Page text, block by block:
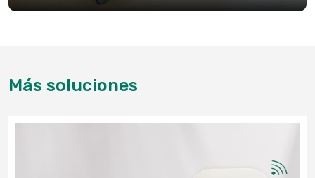
Más soluciones